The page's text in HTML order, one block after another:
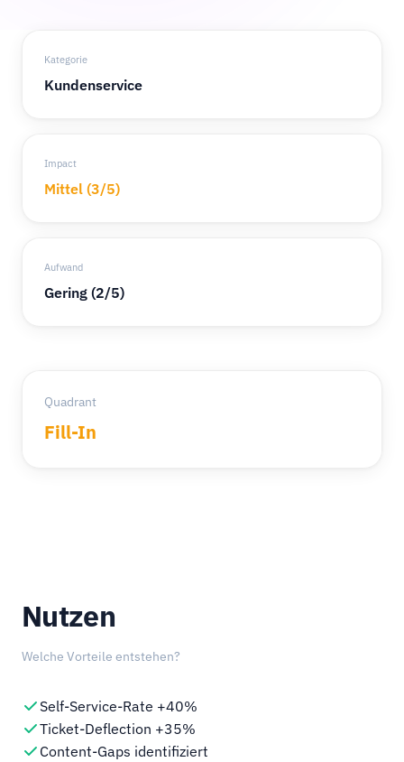
Kategorie
Kundenservice
Impact
Mittel (3/5)
Aufwand
Gering (2/5)
Quadrant
Fill-In
Nutzen
Welche Vorteile entstehen?
Self-Service-Rate +40%
Ticket-Deflection +35%
Content-Gaps identifiziert